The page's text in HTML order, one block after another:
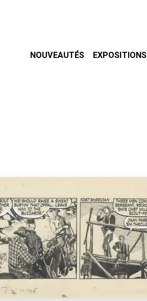
NOUVEAUTÉS EXPOSITIONS